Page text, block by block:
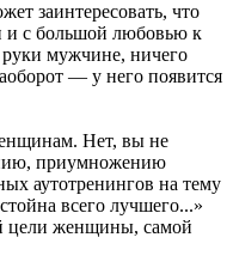
заинтересовать, что
и с большой любовью к
мужчине, ничего
— у него появится
Нет, вы не
приумножению
аутотренингов на тему
всего лучшего...»
цели женщины, самой